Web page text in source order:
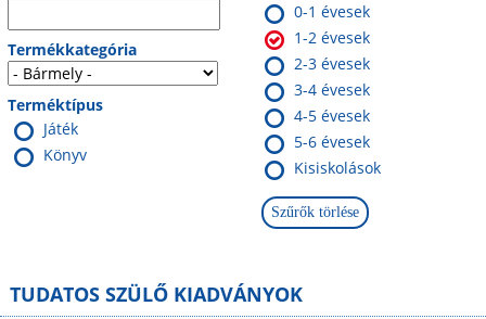
Termékkategória
Terméktípus
Játék
Könyv
0-1 évesek
1-2 évesek
2-3 évesek
3-4 évesek
4-5 évesek
5-6 évesek
Kisiskolások
TUDATOS SZÜLŐ KIADVÁNYOK